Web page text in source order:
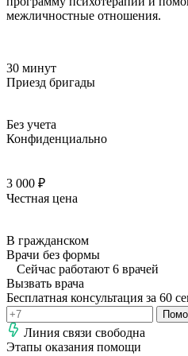
межличностные отношения.
30 минут
Приезд бригады
Без учета
Конфиденциально
3 000 ₽
Честная цена
В гражданском
Врачи без формы
Сейчас работают 6 врачей
Вызвать врача
Бесплатная консультация за 60
Линия связи свободна
Этапы оказания помощи